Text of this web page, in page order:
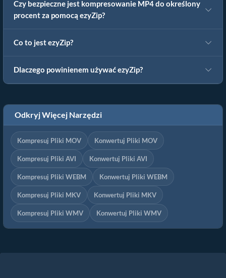
Czy bezpieczne jest kompresowanie MP4 do określony
procent za pomocą ezyZip?
Co to jest ezyZip?
Dlaczego powinienem używać ezyZip?
Odkryj Więcej Narzędzi
Kompresuj Pliki MOV Konwertuj Pliki MOV
Kompresuj Pliki AVI Konwertuj Pliki AVI
Kompresuj Pliki WEBM Konwertuj Pliki WEBM
Kompresuj Pliki MKV Konwertuj Pliki MKV
Kompresuj Pliki WMV Konwertuj Pliki WMV